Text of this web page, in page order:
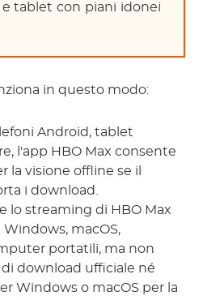
tablet con piani idonei
in questo modo:
Android, tablet
l'app HBO Max consente
la visione offline se il
i download.
lo streaming di HBO Max
macOS,
portatili, ma non
download ufficiale né
Windows o macOS per la